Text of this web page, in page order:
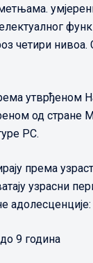
четири
утврђеном
од стране
РС.
према
узрасни
адолесценције:
9 година